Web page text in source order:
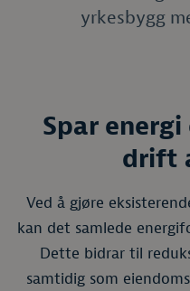
yrkesbygg
Spar
drift
Ved å gjøre
kan det samlede
Dette bidrar til
samtidig som